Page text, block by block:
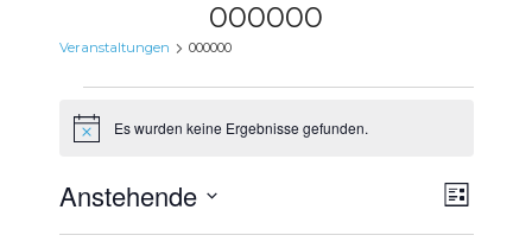
000000
Veranstaltungen 000000
HinweisEs wurden keine Ergebnisse gefunden.
Liste
Anstehende
Datum